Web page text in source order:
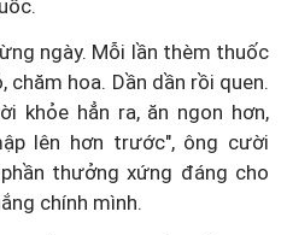
ngày. Mỗi lần thèm thuốc
chăm hoa. Dần dần rồi quen.
khỏe hẳn ra, ăn ngon hơn,
lên hơn trước", ông cười
thưởng xứng đáng cho
chính mình.